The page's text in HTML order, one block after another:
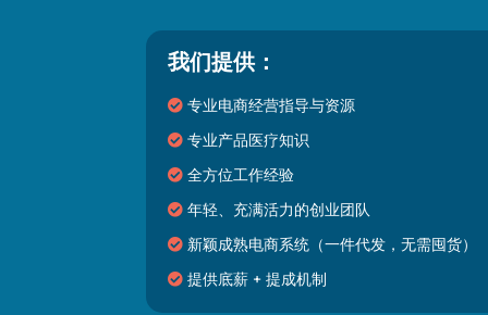
我们提供：
专业电商经营指导与资源
专业产品医疗知识
全方位工作经验
年轻、充满活力的创业团队
新颖成熟电商系统（一件代发，无需囤货）
提供底薪 + 提成机制